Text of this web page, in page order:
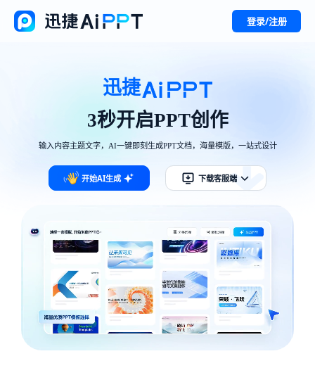
登录/注册
迅捷
3秒开启PPT创作
输入内容主题文字，AI一键即刻生成PPT文档，海量模版，一站式设计
开始AI生成 下载客服端